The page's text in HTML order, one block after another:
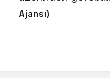
Ajansı)